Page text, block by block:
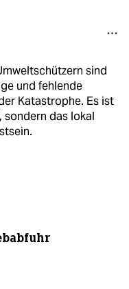
sind
und fehlende
Katastrophe. Es ist
sondern das lokal